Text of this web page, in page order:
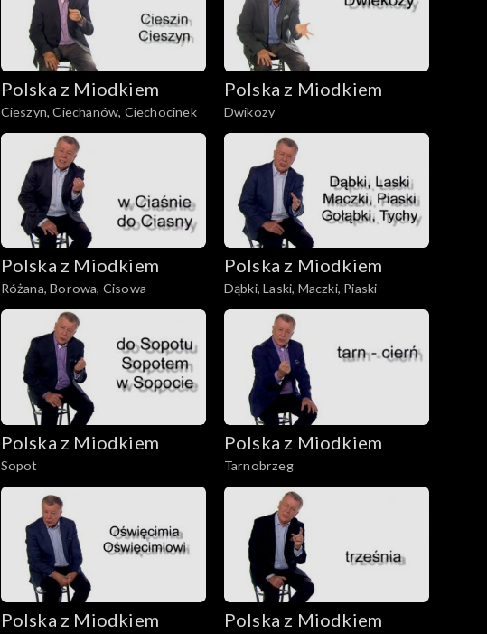
Polska z Miodkiem
Cieszyn, Ciechanów, Ciechocinek
Polska z Miodkiem
Dwikozy
Polska z Miodkiem
Różana, Borowa, Cisowa
Polska z Miodkiem
Dąbki, Laski, Maczki, Piaski
Polska z Miodkiem
Sopot
Polska z Miodkiem
Tarnobrzeg
Polska z Miodkiem Polska z Miodkiem